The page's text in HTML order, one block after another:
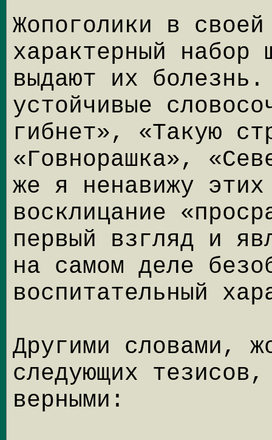
Жопоголики в
характерный набор
выдают их
устойчивые
гибнет», «Такую
«Говнорашка»,
же я ненавижу
восклицание
первый взгляд и
на самом деле
воспитательный
Другими словами,
следующих
верными: